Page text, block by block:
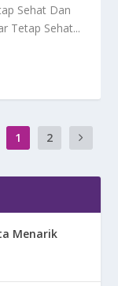
Sehat Dan
Tetap Sehat...
1 2
Menarik